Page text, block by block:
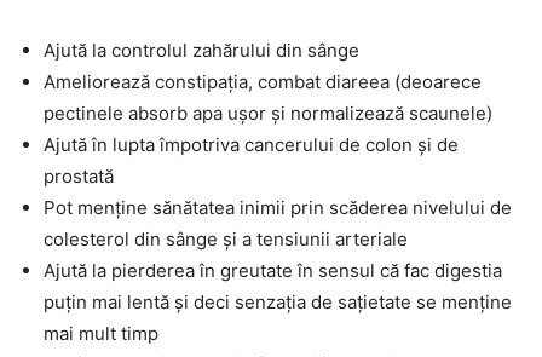
Ajută la controlul zahărului din sânge
Ameliorează constipația, combat diareea (deoarece
pectinele absorb apa ușor și normalizează scaunele)
Ajută în lupta împotriva cancerului de colon și de
prostată
Pot menține sănătatea inimii prin scăderea nivelului de
colesterol din sânge și a tensiunii arteriale
Ajută la pierderea în greutate în sensul că fac digestia
puțin mai lentă și deci senzația de sațietate se menține
mai mult timp